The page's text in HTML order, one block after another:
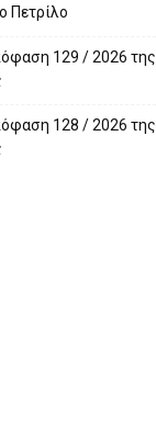
Πετρίλο
129 / 2026 της
128 / 2026 της